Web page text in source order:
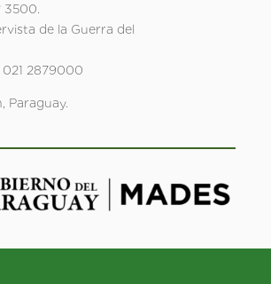
3500.
de la Guerra del
021 2879000
Paraguay.